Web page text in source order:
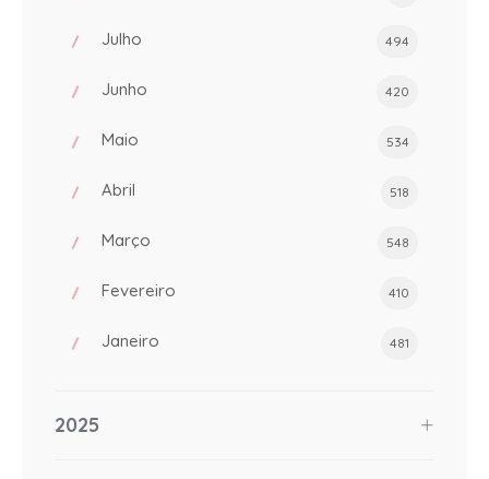
Julho 494
Junho 420
Maio 534
Abril 518
Março 548
Fevereiro 410
Janeiro 481
2025